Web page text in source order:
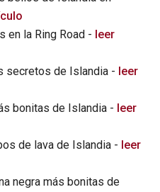
en la Ring Road - leer
secretos de Islandia - leer
bonitas de Islandia - leer
de lava de Islandia - leer
negra más bonitas de